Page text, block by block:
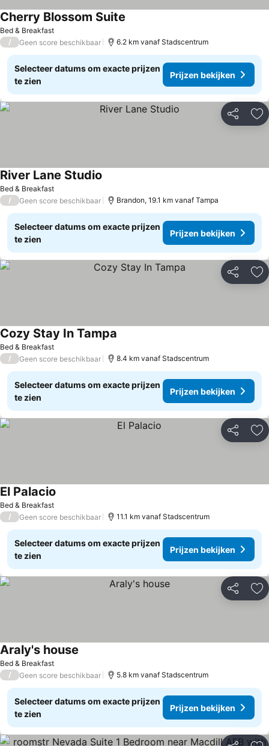
Bed & Breakfast
Cherry Blossom Suite
/ Geen score beschikbaar 6.2 km vanaf Stadscentrum
Selecteer datums om exacte prijzen
te zien
Prijzen bekijken
Delen
Bed & Breakfast
River Lane Studio
/ Geen score beschikbaar Brandon, 19.1 km vanaf Tampa
Selecteer datums om exacte prijzen
te zien
Prijzen bekijken
Delen
Bed & Breakfast
Cozy Stay In Tampa
/ Geen score beschikbaar 8.4 km vanaf Stadscentrum
Selecteer datums om exacte prijzen
te zien
Prijzen bekijken
Delen
Bed & Breakfast
El Palacio
/ Geen score beschikbaar 11.1 km vanaf Stadscentrum
Selecteer datums om exacte prijzen
te zien
Prijzen bekijken
Delen
Bed & Breakfast
Araly's house
/ Geen score beschikbaar 5.8 km vanaf Stadscentrum
Selecteer datums om exacte prijzen
te zien
Prijzen bekijken